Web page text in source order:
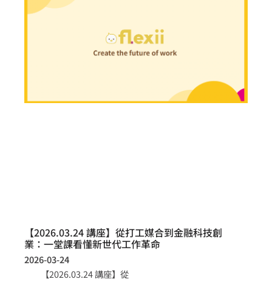
【2026.03.24 講座】從打工媒合到金融科技創
業：一堂課看懂新世代工作革命
2026-03-24
【2026.03.24 講座】從